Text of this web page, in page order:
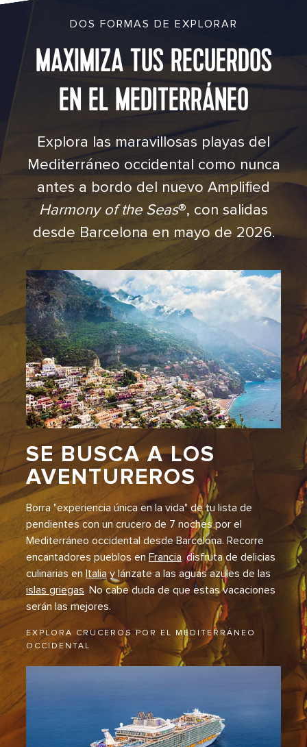
DOS FORMAS DE EXPLORAR
MAXIMIZA TUS RECUERDOS
EN EL MEDITERRÁNEO
Explora las maravillosas playas del
Mediterráneo occidental como nunca
antes a bordo del nuevo Amplified
Harmony of the Seas®, con salidas
desde Barcelona en mayo de 2026.
SE BUSCA A LOS
AVENTUREROS
Borra "experiencia única en la vida" de tu lista de
pendientes con un crucero de 7 noches por el
Mediterráneo occidental desde Barcelona. Recorre
encantadores pueblos en Francia, disfruta de delicias
culinarias en Italiay lánzate a las aguas azules de las
islas griegas. No cabe duda de que estas vacaciones
serán las mejores.
EXPLORA CRUCEROS POR EL MEDITERRÁNEO
OCCIDENTAL